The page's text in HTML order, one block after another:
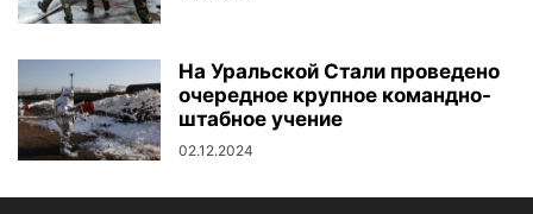
На Уральской Стали проведено
очередное крупное командно-
штабное учение
02.12.2024